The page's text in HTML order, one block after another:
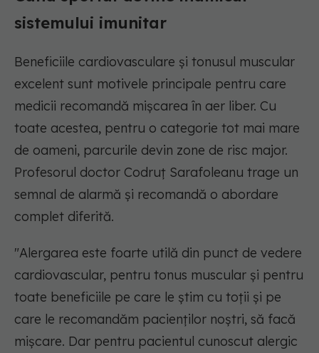
sistemului imunitar
Beneficiile cardiovasculare și tonusul muscular
excelent sunt motivele principale pentru care
medicii recomandă mișcarea în aer liber. Cu
toate acestea, pentru o categorie tot mai mare
de oameni, parcurile devin zone de risc major.
Profesorul doctor Codruț Sarafoleanu trage un
semnal de alarmă și recomandă o abordare
complet diferită.
"Alergarea este foarte utilă din punct de vedere
cardiovascular, pentru tonus muscular și pentru
toate beneficiile pe care le știm cu toții și pe
care le recomandăm pacienților noștri, să facă
mișcare. Dar pentru pacientul cunoscut alergic